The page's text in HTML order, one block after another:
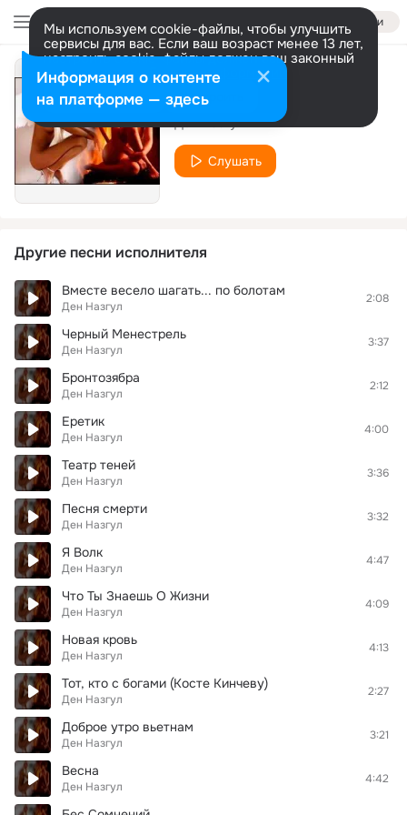
Войти
Мы используем cookie-файлы, чтобы улучшить
сервисы для вас. Если ваш возраст менее 13 лет,
настроить cookie-файлы должен ваш законный
представитель. Больше информации
Разрешить все Настроить
Ангелы Ада
Ден Назгул
Слушать
Другие песни исполнителя
Вместе весело шагать... по болотам
Ден Назгул
2:08
Черный Менестрель
Ден Назгул
3:37
Бронтозябра
Ден Назгул
2:12
Еретик
Ден Назгул
4:00
Театр теней
Ден Назгул
3:36
Песня смерти
Ден Назгул
3:32
Я Волк
Ден Назгул
4:47
Что Ты Знаешь О Жизни
Ден Назгул
4:09
Новая кровь
Ден Назгул
4:13
Тот, кто с богами (Косте Кинчеву)
Ден Назгул
2:27
Доброе утро вьетнам
Ден Назгул
3:21
Весна
Ден Назгул
4:42
Информация о контенте
на платформе — здесь